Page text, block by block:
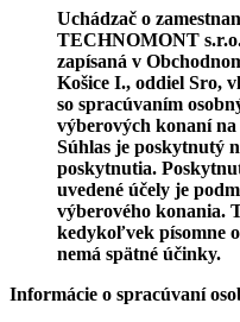
Uchádzač o
TECHNOMONT
zapísaná v
Košice I., oddiel Sro,
so spracúvaním
výberových konaní
Súhlas je poskytnutý
poskytnutia.
uvedené účely je
výberového konania.
kedykoľvek písomne
nemá spätné účinky.
Informácie o spracúvaní